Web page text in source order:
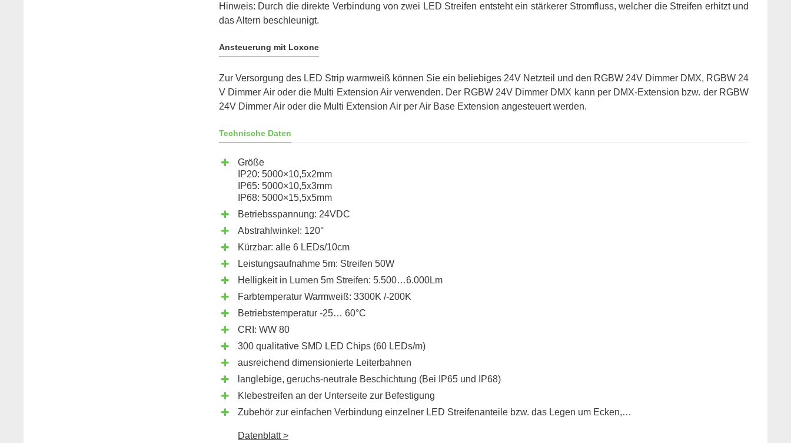
Hinweis: Durch die direkte Verbindung von zwei LED Streifen entsteht ein stärkerer Stromfluss, welcher die Streifen erhitzt und
das Altern beschleunigt.
Ansteuerung mit Loxone
Zur Versorgung des LED Strip warmweiß können Sie ein beliebiges 24V Netzteil und den RGBW 24V Dimmer DMX, RGBW 24
V Dimmer Air oder die Multi Extension Air verwenden. Der RGBW 24V Dimmer DMX kann per DMX-Extension bzw. der RGBW
24V Dimmer Air oder die Multi Extension Air per Air Base Extension angesteuert werden.
Technische Daten
Größe
IP20: 5000×10,5x2mm
IP65: 5000×10,5x3mm
IP68: 5000×15,5x5mm
Betriebsspannung: 24VDC
Abstrahlwinkel: 120°
Kürzbar: alle 6 LEDs/10cm
Leistungsaufnahme 5m: Streifen 50W
Helligkeit in Lumen 5m Streifen: 5.500…6.000Lm
Farbtemperatur Warmweiß: 3300K /-200K
Betriebstemperatur -25… 60°C
CRI: WW 80
300 qualitative SMD LED Chips (60 LEDs/m)
ausreichend dimensionierte Leiterbahnen
langlebige, geruchs-neutrale Beschichtung (Bei IP65 und IP68)
Klebestreifen an der Unterseite zur Befestigung
Zubehör zur einfachen Verbindung einzelner LED Streifenanteile bzw. das Legen um Ecken,…
Datenblatt >